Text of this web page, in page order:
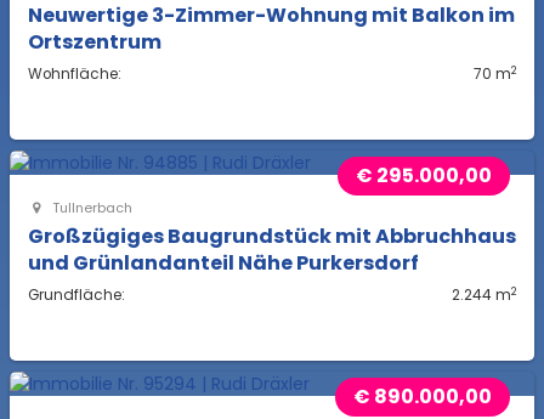
Neuwertige 3-Zimmer-Wohnung mit Balkon im
Ortszentrum
Wohnfläche: 70 m2
€ 295.000,00
Tullnerbach
Großzügiges Baugrundstück mit Abbruchhaus
und Grünlandanteil Nähe Purkersdorf
Grundfläche: 2.244 m2
€ 890.000,00